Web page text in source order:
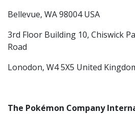
Bellevue, WA 98004 USA
3rd Floor Building 10, Chiswick
Road
Lonodon, W4 5X5 United
The Pokémon Company